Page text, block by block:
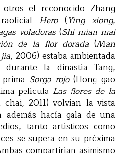
el reconocido Zhang
Hero(Ying xiong,
voladoras(Shi mian mai
de la flor dorada (Man
, 2006) estaba ambientada
la dinastía Tang,
Sorgo rojo(Hong gao
película Las flores de la
2011) volvían la vista
además hacía gala de una
tanto artísticos como
se supera en su próxima